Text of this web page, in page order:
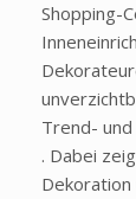
Shopping-
Trend-
. Dabei
Dekoration